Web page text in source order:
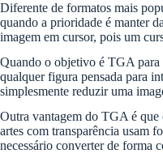
Diferente de formatos mais
quando a prioridade é manter
imagem em cursor, pois um
Quando o objetivo é TGA para
qualquer figura pensada para
simplesmente reduzir uma
Outra vantagem do TGA é que
artes com transparência usam
necessário converter de forma